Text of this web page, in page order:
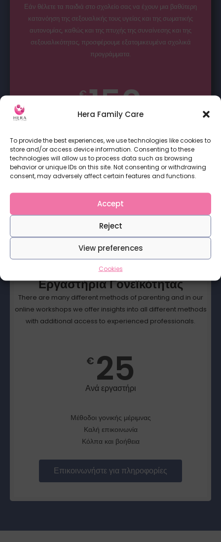
Hera Family Care
To provide the best experiences, we use technologies like cookies to
store and/or access device information. Consenting to these
technologies will allow us to process data such as browsing
behavior or unique IDs on this site. Not consenting or withdrawing
consent, may adversely affect certain features and functions.
Accept
Reject
View preferences
Cookies
Εάν θέλετε τα παιδιά στο σχολείο σας να έχουν μια βαθύτερη
κατανόηση της σεξουαλικής τους υγείας και της σωματικής
αυτονομίας, καθώς και της πτυχής της συναίνεσης και της
σεξουαλικότητας, προσφέρουμε εξατομικευμένα σχολικά
προγράμματα.
€150
Ανά ομιλία
Παρουσίαση
Βιωματικά εργαστήρια σε μικρές ή μεγάλες ομάδες
Οι μαθητές θα έχουν δωρεαν πρόσβαση στις υπηρεσίες
μας και θα μπορούν αν επικοινωνήσουν με την ψυχολόγο
Επικοινωνήστε για πληροφορίες
Εργαστήρια Γονεϊκότητας
There are many different methods of parenting and in our
online workshops we offer insights into all different methods
with additional access to experienced professionals.
€ 25
Ανά εργαστήρι
Μέθοδοι γονικής μέριμνας
Καλή επικοινωνία
Κόλπα και βοήθεια
Επικοινωνήστε για πληροφορίες